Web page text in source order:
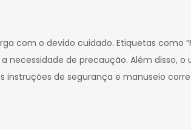
o devido cuidado. Etiquetas como
a necessidade de precaução. Além disso, o
de segurança e manuseio